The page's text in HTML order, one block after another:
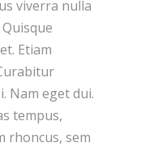
viverra nulla
Etiam
Nam eget dui.
tempus,
rhoncus, sem